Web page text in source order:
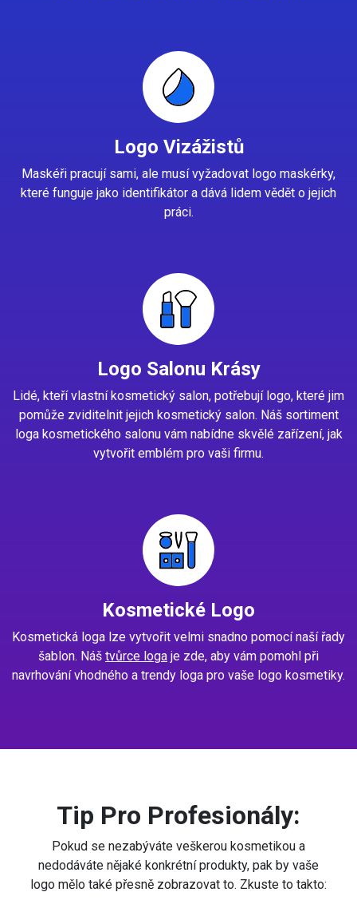
Logo Vizážistů
Maskéři pracují sami, ale musí vyžadovat logo maskérky,
které funguje jako identifikátor a dává lidem vědět o jejich
práci.
Logo Salonu Krásy
Lidé, kteří vlastní kosmetický salon, potřebují logo, které jim
pomůže zviditelnit jejich kosmetický salon. Náš sortiment
loga kosmetického salonu vám nabídne skvělé zařízení, jak
vytvořit emblém pro vaši firmu.
Kosmetické Logo
Kosmetická loga lze vytvořit velmi snadno pomocí naší řady
šablon. Náš tvůrce loga je zde, aby vám pomohl při
navrhování vhodného a trendy loga pro vaše logo kosmetiky.
Tip Pro Profesionály:
Pokud se nezabýváte veškerou kosmetikou a
nedodáváte nějaké konkrétní produkty, pak by vaše
logo mělo také přesně zobrazovat to. Zkuste to takto: